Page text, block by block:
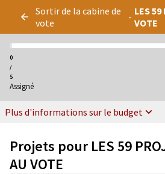
Sortir de la cabine de
vote
- LES 59
VOTE
0
/
5
Assigné
Plus d'informations sur le budget
Projets pour LES 59
AU VOTE
Panneau de gestion des cookies